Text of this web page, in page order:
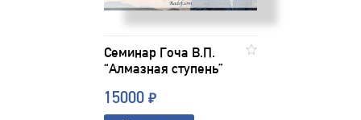
Семинар Гоча В.П.
“Алмазная ступень”
15000 ₽